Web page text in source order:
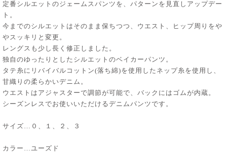
定番シルエットのジェームスパンツを、パターンを見直しアップデー
ト。
今までのシルエットはそのまま保ちつつ、ウエスト、ヒップ周りをや
やスッキリと変更。
レングスも少し長く修正しました。
独自のゆったりとしたシルエットのベイカーパンツ。
タテ糸にリバイバルコットン(落ち綿)を使用したネップ糸を使用し、
甘織りの柔らかいデニム。
ウエストはアジャスターで調節が可能で、バックにはゴムが内蔵。
シーズンレスでお使いいただけるデニムパンツです。
サイズ…０、１、２、３
カラー…ユーズド